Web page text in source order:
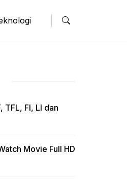
TFL, FI, LI dan
Movie Full HD